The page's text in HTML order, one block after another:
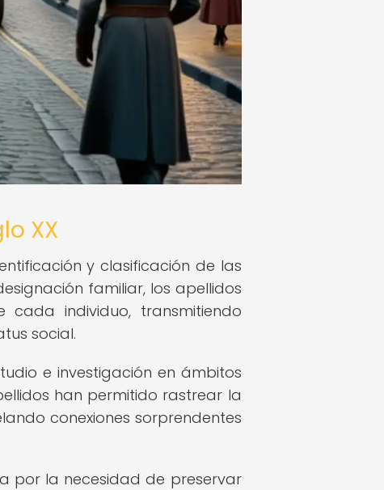
XX
y clasificación de las
familiar, los apellidos
individuo, transmitiendo
social.
e investigación en ámbitos
han permitido rastrear la
conexiones sorprendentes
por la necesidad de preservar